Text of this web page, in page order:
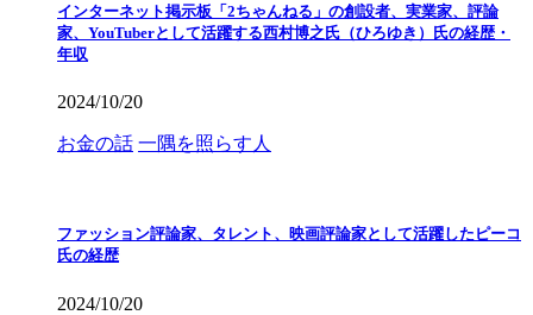
インターネット掲示板「2ちゃんねる」の創設者、実業家、評論
家、YouTuberとして活躍する西村博之氏（ひろゆき）氏の経歴・
年収
2024/10/20
お金の話 一隅を照らす人
ファッション評論家、タレント、映画評論家として活躍したピーコ
氏の経歴
2024/10/20